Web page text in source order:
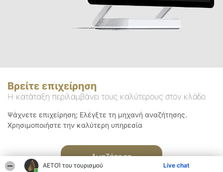
ΑΕΤΟΊ του τουρισμού Live chat
Βρείτε επιχείρηση
Η κατάταξη περιλαμβάνει τους καλύτερους στον κλάδο
Ψάχνετε επιχείρηση; Ελέγξτε τη μηχανή αναζήτησης.
Χρησιμοποιήστε την καλύτερη υπηρεσία
Αναζήτηση